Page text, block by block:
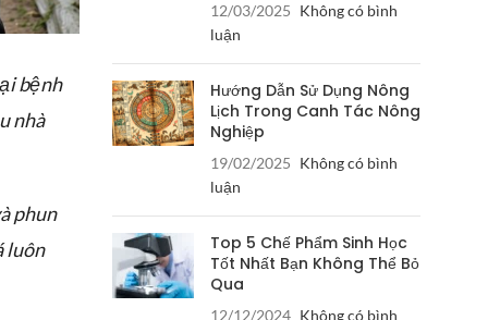
bệnh
nhà
phun
luôn
12/03/2025 Không có bình
luận
Hướng Dẫn Sử Dụng Nông
Lịch Trong Canh Tác Nông
Nghiệp
19/02/2025 Không có bình
luận
Top 5 Chế Phẩm Sinh Học
Tốt Nhất Bạn Không Thể Bỏ
Qua
12/12/2024 Không có bình